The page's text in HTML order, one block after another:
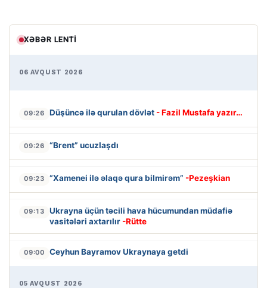
XƏBƏR LENTI
06 AVQUST 2026
09:26 Düşüncə ilə qurulan dövlət - Fazil Mustafa yazır…
09:26 “Brent” ucuzlaşdı
09:23 “Xamenei ilə əlaqə qura bilmirəm” -Pezeşkian
09:13
Ukrayna üçün təcili hava hücumundan müdafiə
vasitələri axtarılır -Rütte
09:00 Ceyhun Bayramov Ukraynaya getdi
05 AVQUST 2026